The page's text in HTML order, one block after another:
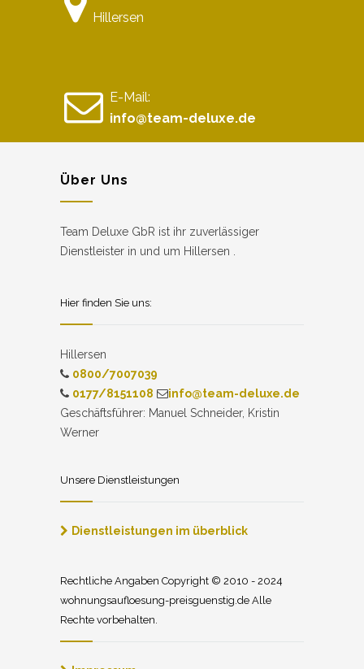
Hillersen
E-Mail:
info@team-deluxe.de
Über Uns
Team Deluxe GbR ist ihr zuverlässiger
Dienstleister in und um Hillersen .
Hier finden Sie uns:
Hillersen
0800/7007039
0177/8151108
info@team-deluxe.de
Geschäftsführer: Manuel Schneider, Kristin
Werner
Unsere Dienstleistungen
Dienstleistungen im überblick
Rechtliche Angaben Copyright © 2010 - 2024
wohnungsaufloesung-preisguenstig.de Alle
Rechte vorbehalten.